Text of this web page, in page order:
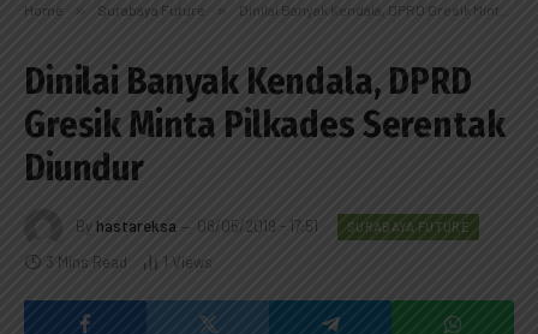
Home » Surabaya Future » Dinilai Banyak Kendala, DPRD Gresik Minta Pilkades Serentak Diundur
Dinilai Banyak Kendala, DPRD
Gresik Minta Pilkades Serentak
Diundur
By hastareksa 08/05/2019 - 17:51 SURABAYA FUTURE
3 Mins Read 1 Views